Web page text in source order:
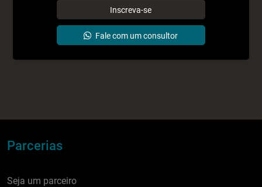
Parcerias
Seja um parceiro